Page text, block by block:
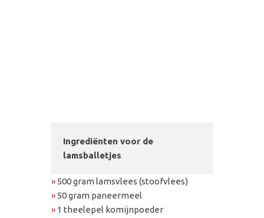
Ingrediënten voor de
lamsballetjes
» 500 gram lamsvlees (stoofvlees)
» 50 gram paneermeel
» 1 theelepel komijnpoeder